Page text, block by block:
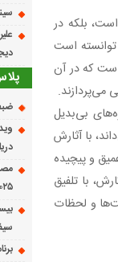
است، بلکه در
است
که در آن
می‌پردازند.
بی‌بدیل
با آثارش
و پیچیده
با تلفیق
و لحظات